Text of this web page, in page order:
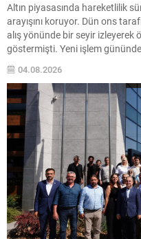
Altın piyasasında hareketlilik
arayışını koruyor. Dün ons
alış yönünde bir seyir izleyerek
göstermişti. Yeni işlem gününde
ortamda saat 09.40 itibarıyla
görmektedir. Bu seviye, önceki...
04.08.2026